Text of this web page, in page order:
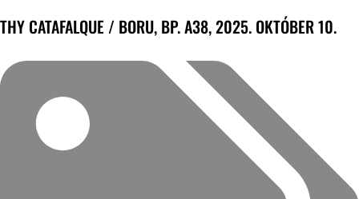
THY CATAFALQUE / BORU, BP. A38, 2025. OKTÓBER 10.